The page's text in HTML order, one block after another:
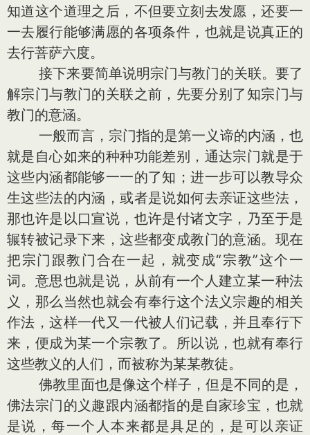
知道这个道理之后，不但要立刻去发愿，还要一
一去履行能够满愿的各项条件，也就是说真正的
去行菩萨六度。
接下来要简单说明宗门与教门的关联。要了
解宗门与教门的关联之前，先要分别了知宗门与
教门的意涵。
一般而言，宗门指的是第一义谛的内涵，也
就是自心如来的种种功能差别，通达宗门就是于
这些内涵都能够一一的了知；进一步可以教导众
生这些法的内涵，或者是说如何去亲证这些法，
那也许是以口宣说，也许是付诸文字，乃至于是
辗转被记录下来，这些都变成教门的意涵。现在
把宗门跟教门合在一起，就变成“宗教”这个一
词。意思也就是说，从前有一个人建立某一种法
义，那么当然也就会有奉行这个法义宗趣的相关
作法，这样一代又一代被人们记载，并且奉行下
来，便成为某一个宗教了。所以说，也就有奉行
这些教义的人们，而被称为某某教徒。
佛教里面也是像这个样子，但是不同的是，
佛法宗门的义趣跟内涵都指的是自家珍宝，也就
是说，每一个人本来都是具足的，是可以亲证